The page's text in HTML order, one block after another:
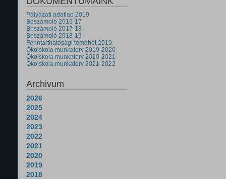
Pályázati adatlap 2019
Beszámoló 2016-17
Beszámoló 2017-18
Beszámoló 2018-19
Fenntarthatósági témahét 2019
Ökoiskola munkaterv 2019-2020
Ökoiskola munkaterv 2020-2021
Ökoiskola munkaterv 2021-2022
Archivum
2026
2025
2024
2023
2022
2021
2020
2019
2018